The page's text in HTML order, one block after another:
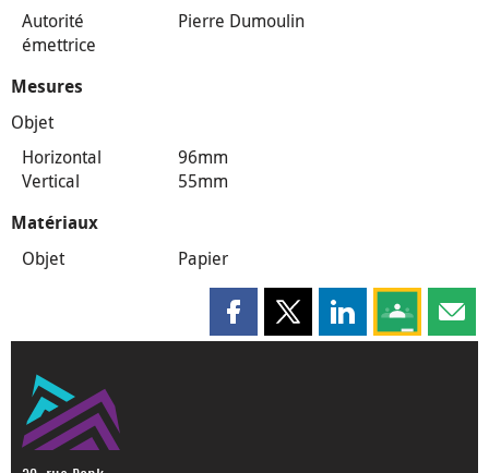
Autorité
émettrice
Pierre Dumoulin
Mesures
Objet
Horizontal
96mm
Vertical
55mm
Matériaux
Objet Papier
Partager cette page sur
Partager cette page sur X
Partager cette
Partagez